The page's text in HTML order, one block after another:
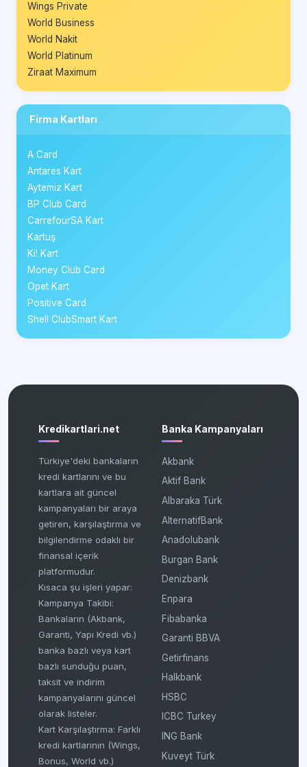
Wings Private
World Business
World Nakit
World Platinum
Ziraat Maximum
Firma Kartları
A Card
Antares Kart
Aytemiz Kart
BP Club Card
CarrefourSA Kart
Kartuş
Ki! Kart
Money Club Card
Opet Kart
Positive Card
Shell ClubSmart Kart
Kredikartlari.net
Türkiye'deki bankaların
kredi kartlarını ve bu
kartlara ait güncel
kampanyaları bir araya
getiren, karşılaştırma ve
bilgilendirme odaklı bir
finansal içerik
platformudur.
Kısaca şu işleri yapar:
Kampanya Takibi:
Bankaların (Akbank,
Garanti, Yapı Kredi vb.)
banka bazlı veya kart
bazlı sunduğu puan,
taksit ve indirim
kampanyalarını güncel
olarak listeler.
Kart Karşılaştırma: Farklı
kredi kartlarının (Wings,
Bonus, World vb.)
Banka Kampanyaları
Akbank
Aktif Bank
Albaraka Türk
AlternatifBank
Anadolubank
Burgan Bank
Denizbank
Enpara
Fibabanka
Garanti BBVA
Getirfinans
Halkbank
HSBC
ICBC Turkey
ING Bank
Kuveyt Türk